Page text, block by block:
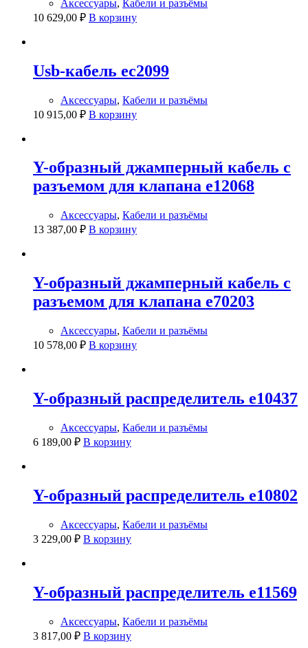
Аксессуары, Кабели и разъёмы
10 629,00 ₽ В корзину
Usb-кабель ec2099
Аксессуары, Кабели и разъёмы
10 915,00 ₽ В корзину
Y-образный джамперный кабель с
разъемом для клапана e12068
Аксессуары, Кабели и разъёмы
13 387,00 ₽ В корзину
Y-образный джамперный кабель с
разъемом для клапана e70203
Аксессуары, Кабели и разъёмы
10 578,00 ₽ В корзину
Y-образный распределитель e10437
Аксессуары, Кабели и разъёмы
6 189,00 ₽ В корзину
Y-образный распределитель e10802
Аксессуары, Кабели и разъёмы
3 229,00 ₽ В корзину
Y-образный распределитель e11569
Аксессуары, Кабели и разъёмы
3 817,00 ₽ В корзину